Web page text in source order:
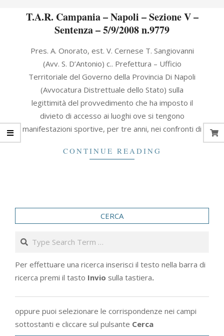
T.A.R. Campania – Napoli – Sezione V –
Sentenza – 5/9/2008 n.9779
09-Pres. A. Onorato, est. V. Cernese T. Sangiovanni
(Avv. S. D’Antonio) c.. Prefettura – Ufficio
Territoriale del Governo della Provincia Di Napoli
(Avvocatura Distrettuale dello Stato) sulla
legittimità del provvedimento che ha imposto il
divieto di accesso ai luoghi ove si tengono
manifestazioni sportive, per tre anni, nei confronti di
CONTINUE READING
CERCA
Search
Per effettuare una ricerca inserisci il testo nella barra di
ricerca premi il tasto Invio sulla tastiera.
oppure puoi selezionare le corrispondenze nei campi
sottostanti e cliccare sul pulsante Cerca